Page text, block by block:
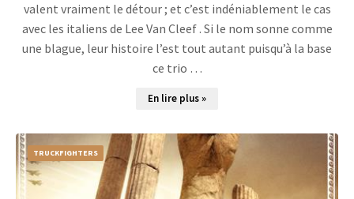
valent vraiment le détour ; et c’est indéniablement le cas
avec les italiens de Lee Van Cleef . Si le nom sonne comme
une blague, leur histoire l’est tout autant puisqu’à la base
ce trio …
En lire plus »
TRUCKFIGHTERS